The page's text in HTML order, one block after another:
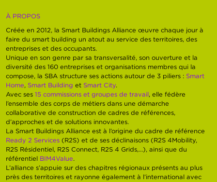
À PROPOS
Créée en 2012, la Smart Buildings Alliance œuvre chaque jour à
faire du smart building un atout au service des territoires, des
entreprises et des occupants.
Unique en son genre par sa transversalité, son ouverture et la
diversité des 160 entreprises et organisations membres qui la
compose, la SBA structure ses actions autour de 3 piliers : Smart
Home, Smart Building et Smart City.
Avec ses15 commissions et groupes de travail, elle fédère
l’ensemble des corps de métiers dans une démarche
collaborative de construction de cadres de références,
d’approches et de solutions innovantes.
La Smart Buildings Alliance est à l’origine du cadre de référence
Ready 2 Services (R2S) et de ses déclinaisons (R2S 4Mobility,
R2S Résidentiel, R2S Connect, R2S 4 Grids,…), ainsi que du
référentiel BIM4Value.
L’alliance s’appuie sur des chapitres régionaux présents au plus
près des territoires et rayonne également à l’international avec